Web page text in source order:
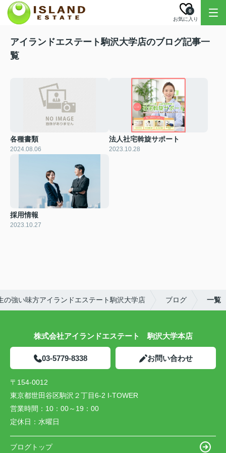
お気に入り
0
アイランドエステート駒沢大学店のブログ記事一
覧
各種書類
2024.08.06
法人社宅斡旋サポート
2023.10.28
採用情報
2023.10.27
の強い味方アイランドエステート駒沢大学店 ブログ 一覧
株式会社アイランドエステート 駒沢大学本店
03-5779-8338 お問い合わせ
〒154-0012
東京都世田谷区駒沢２丁目6-2 I-TOWER
営業時間： 10：00～19：00
定休日： 水曜日
ブログトップ